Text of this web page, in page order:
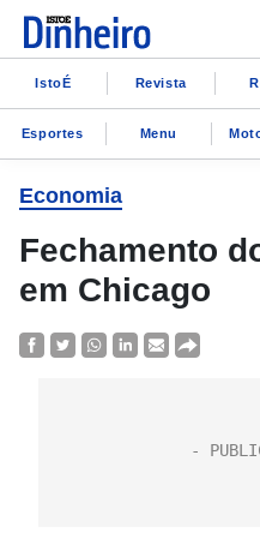
IstoÉ Revista
Esportes Menu
Economia
Fechamento
em Chicago